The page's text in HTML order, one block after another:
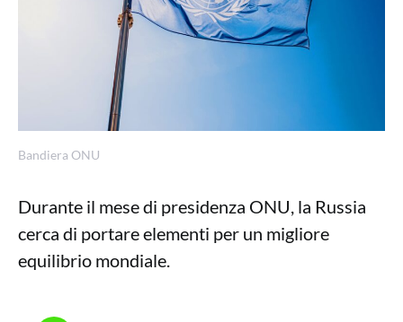
Bandiera ONU
Durante il mese di presidenza ONU, la Russia
cerca di portare elementi per un migliore
equilibrio mondiale.